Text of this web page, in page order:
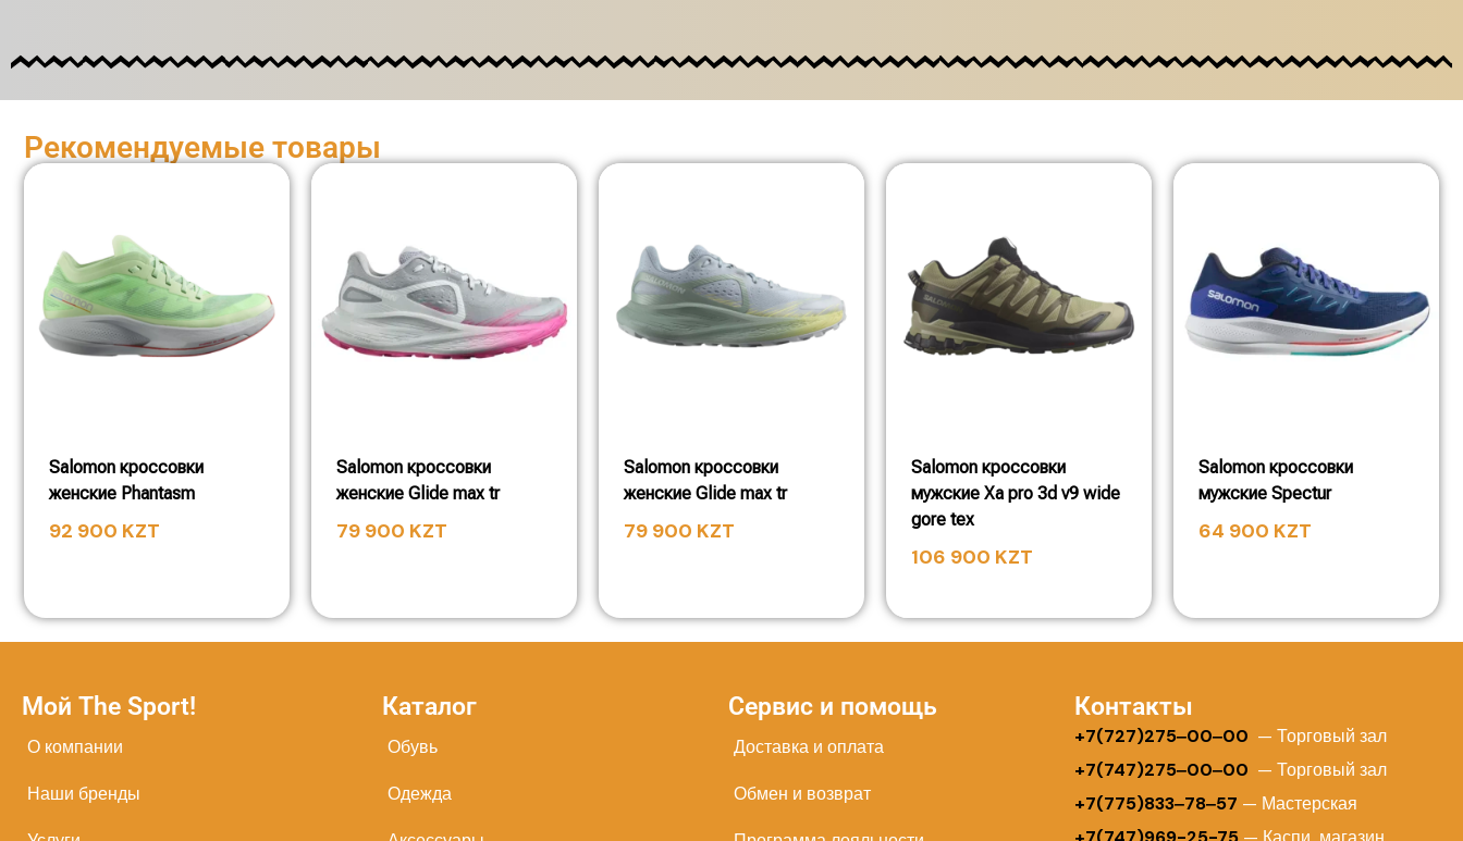
Рекомендуемые товары
Salomon кроссовки
женские Phantasm
92 900 KZT
Salomon кроссовки
женские Glide max tr
79 900 KZT
Salomon кроссовки
женские Glide max tr
79 900 KZT
Salomon кроссовки
мужские Xa pro 3d v9 wide
gore tex
106 900 KZT
Salomon кроссовки
мужские Spectur
64 900 KZT
Мой The Sport!
О компании
Наши бренды
Каталог
Обувь
Одежда
Сервис и помощь
Доставка и оплата
Обмен и возврат
Контакты
+7(727)275‒00‒00 — Торговый зал
+7(747)275‒00‒00 — Торговый зал
+7(775)833‒78‒57 — Мастерская